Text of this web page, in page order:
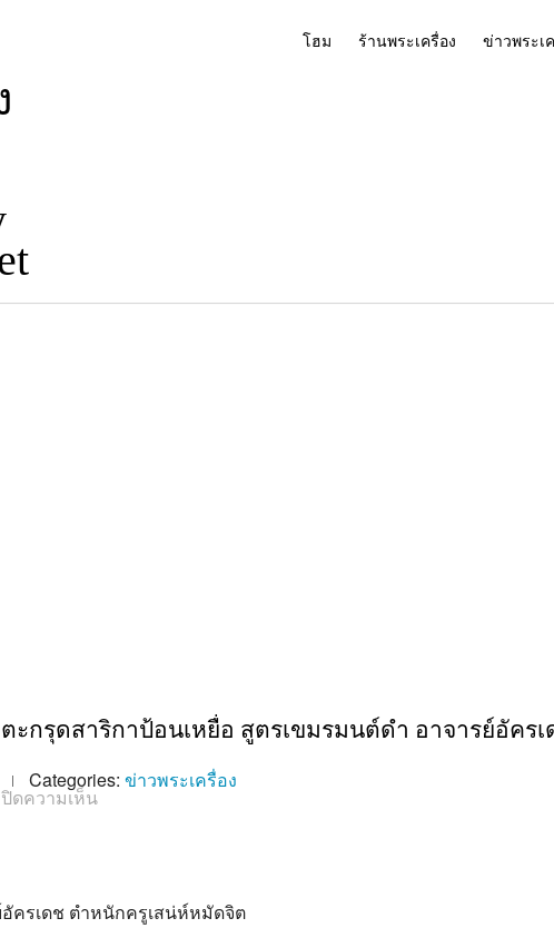
โฮม ร้านพระเครื่อง ข่าวพระเ
ตะกรุดสาริกาป้อนเหยื่อ สูตรเขมรมนต์ดำ อาจารย์อัคร
Categories: ข่าวพระเครื่อง
ปิดความเห็นบน
สูตร
เขมร